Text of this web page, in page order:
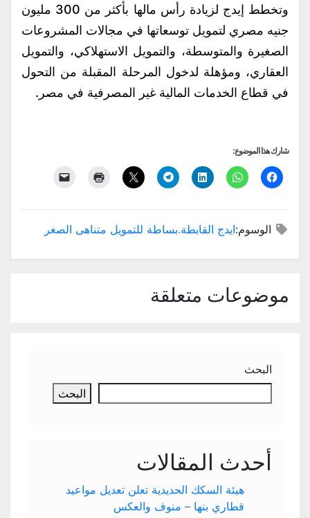
وتخطط إيدج لزيادة رأس مالها بأكثر من 300 مليون
جنيه مصري لتمويل توسعاتها في مجالات المشروعات
الصغيرة والمتوسطة، والتمويل الاستهلاكي، والتمويل
العقاري، ومؤهلة لدخول المرحلة المقبلة من التحول
في قطاع الخدمات المالية غير المصرفية في مصر.
شارك هذا الموضوع:
الوسوم:ايدج القابطة.بساطة للتمويل متناهى الصغر
موضوعات متعلقة
البحث
البحث
أحدث المقالات
هيئة السكك الحديدية تعلن تعديل مواعيد
قطاري بنها – منوف والعكس